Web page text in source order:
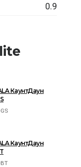
0.9
КаунтДаун
КаунтДаун